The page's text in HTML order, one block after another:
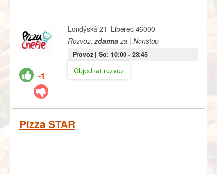
-1
Londýská 21, Liberec 46000
Rozvoz:zdarmaza | Nonstop
Provoz | So: 10:00- 23:45
Objednat rozvoz
Pizza STAR